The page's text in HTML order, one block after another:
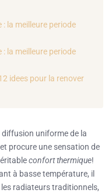
: la meilleure periode
: la meilleure periode
idees pour la renover
diffusion uniforme de la
procure une sensation de
confort thermique!
à basse température, il
radiateurs traditionnels,